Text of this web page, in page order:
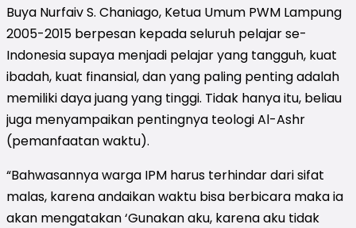
Buya Nurfaiv S. Chaniago, Ketua Umum PWM Lampung
2005-2015 berpesan kepada seluruh pelajar se-
Indonesia supaya menjadi pelajar yang tangguh, kuat
ibadah, kuat finansial, dan yang paling penting adalah
memiliki daya juang yang tinggi. Tidak hanya itu, beliau
juga menyampaikan pentingnya teologi Al-Ashr
(pemanfaatan waktu).
“Bahwasannya warga IPM harus terhindar dari sifat
malas, karena andaikan waktu bisa berbicara maka ia
akan mengatakan ‘Gunakan aku, karena aku tidak